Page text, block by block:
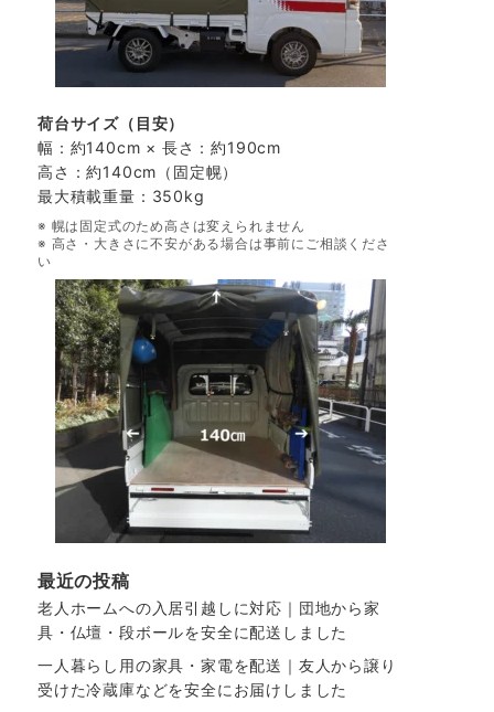
荷台サイズ（目安）
幅：約140cm × 長さ：約190cm
高さ：約140cm（固定幌）
最大積載重量：350kg
※ 幌は固定式のため高さは変えられません
※ 高さ・大きさに不安がある場合は事前にご相談くださ
い
最近の投稿
老人ホームへの入居引越しに対応｜団地から家
具・仏壇・段ボールを安全に配送しました
一人暮らし用の家具・家電を配送｜友人から譲り
受けた冷蔵庫などを安全にお届けしました